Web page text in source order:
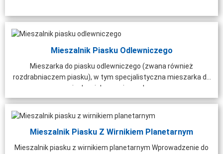
Mieszalnik Piasku Odlewniczego
Mieszarka do piasku odlewniczego (zwana również
rozdrabniaczem piasku), w tym specjalistyczna mieszarka do
piasku zielonego i wysoka...
Mieszalnik Piasku Z Wirnikiem Planetarnym
Mieszalnik piasku z wirnikiem planetarnym Wprowadzenie do